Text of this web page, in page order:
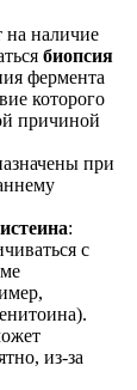
на наличие
биопсия
фермента
которого
причиной
при
:
с
из-за